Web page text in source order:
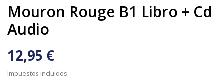
Mouron Rouge B1 Libro + Cd
Audio
12,95 €
Impuestos incluidos